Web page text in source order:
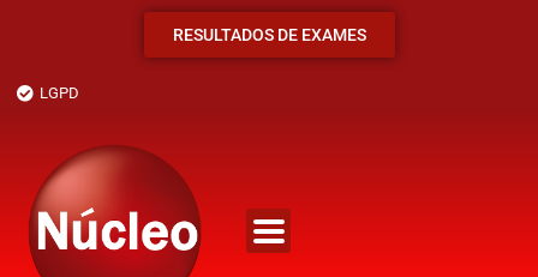
RESULTADOS DE EXAMES
LGPD